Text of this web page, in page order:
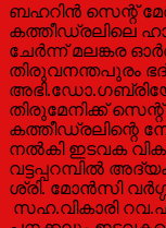
ബഹറിന്‍ സെന്റ്
കത്തീഡ്രലിലെ
ചേര്‍ന്ന് മലങ്കര
തിരുവനന്തപുരം
തിരുമേനിക്ക്
കത്തീഡ്രലിന്റെ
നല്‍കി ഇടവക
വട്ടപ്പറമ്പില്‍
ശ്രി. മോന്‍സി
സഹ.വികാരി